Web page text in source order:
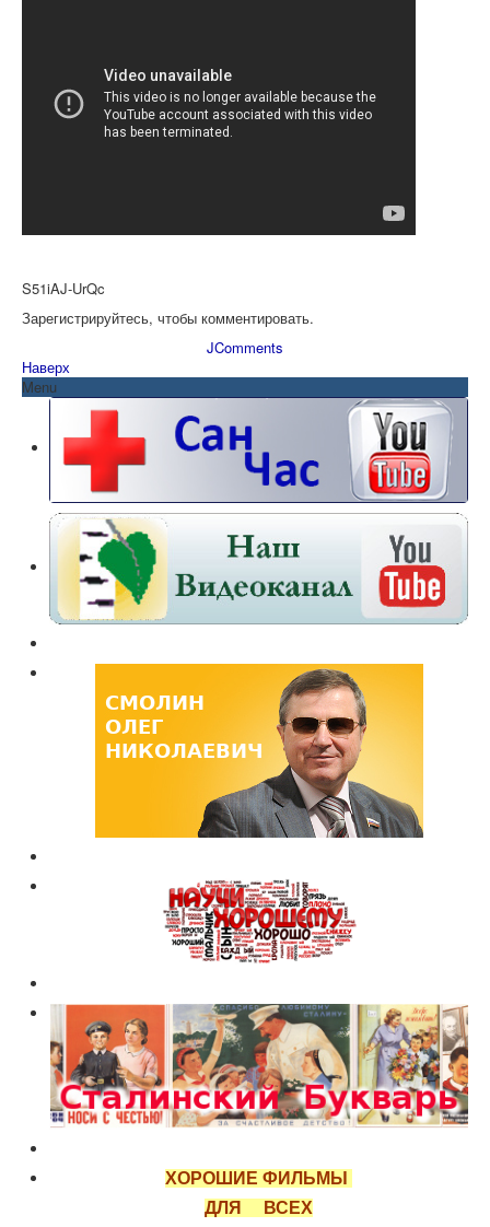
S51iAJ-UrQc
Зарегистрируйтесь, чтобы комментировать.
JComments
Наверх
Menu
ХОРОШИЕ ФИЛЬМЫ
ДЛЯ ВСЕХ